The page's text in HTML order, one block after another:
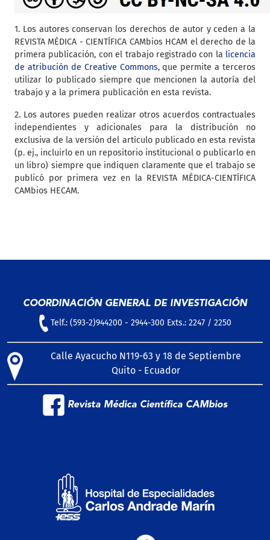
1. Los autores conservan los derechos de autor y ceden a la
REVISTA MÉDICA - CIENTÍFICA CAMbios HCAM el derecho de la
primera publicación, con el trabajo registrado con la licencia
de atribución de Creative Commons, que permite a terceros
utilizar lo publicado siempre que mencionen la autoría del
trabajo y a la primera publicación en esta revista.
2. Los autores pueden realizar otros acuerdos contractuales
independientes y adicionales para la distribución no
exclusiva de la versión del artículo publicado en esta revista
(p. ej., incluirlo en un repositorio institucional o publicarlo en
un libro) siempre que indiquen claramente que el trabajo se
publicó por primera vez en la REVISTA MÉDICA-CIENTÍFICA
CAMbios HECAM.
COORDINACIÓN GENERAL DE INVESTIGACIÓN
Telf.: (593-2)944200 - 2944-300 Exts.: 2247 / 2250
Calle Ayacucho N119-63 y 18 de Septiembre
Quito - Ecuador
Revista Médica Científica CAMbios